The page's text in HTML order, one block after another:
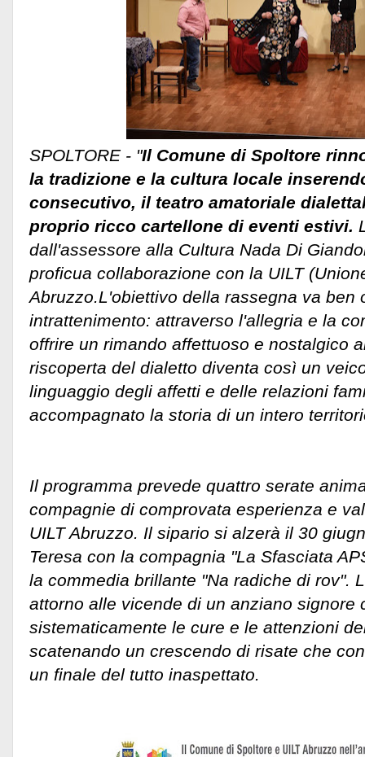
SPOLTORE - "Il Comune di Spoltore
la tradizione e la cultura locale
consecutivo, il teatro amatoriale
proprio ricco cartellone di eventi estivi.
dall'assessore alla Cultura Nada Di
proficua collaborazione con la UILT
Abruzzo. L'obiettivo della rassegna va ben
intrattenimento: attraverso l'allegria e la
offrire un rimando affettuoso e nostalgico
riscoperta del dialetto diventa così un
linguaggio degli affetti e delle relazioni
accompagnato la storia di un intero
Il programma prevede quattro serate
compagnie di comprovata esperienza e
UILT Abruzzo. Il sipario si alzerà il 30
Teresa con la compagnia "La Sfasciata
la commedia brillante "Na radiche di rov".
attorno alle vicende di un anziano signore
sistematicamente le cure e le attenzioni
scatenando un crescendo di risate che
un finale del tutto inaspettato.